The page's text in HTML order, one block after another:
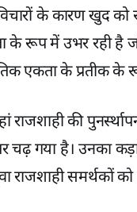
के कारण खुद को
के रूप में उभर रही है
एकता के प्रतीक के
राजशाही की
चढ़ गया है। उनका
राजशाही समर्थकों